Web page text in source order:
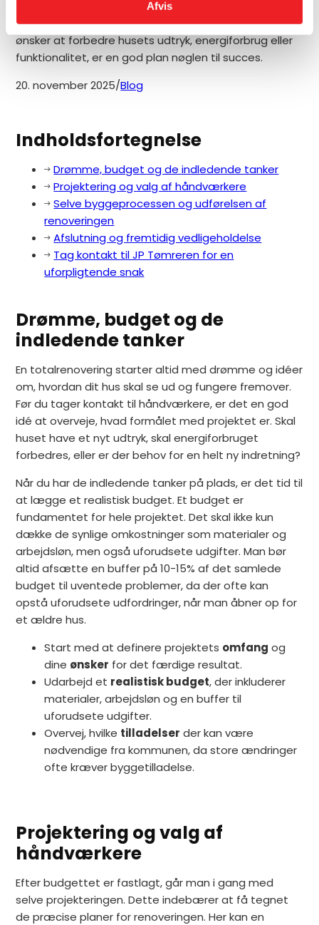
Afvis
totalrenovering, fra de indledende tanker og
budgettering til det færdige resultat. Uanset om du
ønsker at forbedre husets udtryk, energiforbrug eller
funktionalitet, er en god plan nøglen til succes.
20. november 2025/Blog
Indholdsfortegnelse
Drømme, budget og de indledende tanker
Projektering og valg af håndværkere
Selve byggeprocessen og udførelsen af
renoveringen
Afslutning og fremtidig vedligeholdelse
Tag kontakt til JP Tømreren for en
uforpligtende snak
Drømme, budget og de
indledende tanker
En totalrenovering starter altid med drømme og idéer
om, hvordan dit hus skal se ud og fungere fremover.
Før du tager kontakt til håndværkere, er det en god
idé at overveje, hvad formålet med projektet er. Skal
huset have et nyt udtryk, skal energiforbruget
forbedres, eller er der behov for en helt ny indretning?
Når du har de indledende tanker på plads, er det tid til
at lægge et realistisk budget. Et budget er
fundamentet for hele projektet. Det skal ikke kun
dække de synlige omkostninger som materialer og
arbejdsløn, men også uforudsete udgifter. Man bør
altid afsætte en buffer på 10-15% af det samlede
budget til uventede problemer, da der ofte kan
opstå uforudsete udfordringer, når man åbner op for
et ældre hus.
Start med at definere projektets omfang og
dine ønsker for det færdige resultat.
Udarbejd et realistisk budget, der inkluderer
materialer, arbejdsløn og en buffer til
uforudsete udgifter.
Overvej, hvilke tilladelser der kan være
nødvendige fra kommunen, da store ændringer
ofte kræver byggetilladelse.
Projektering og valg af
håndværkere
Efter budgettet er fastlagt, går man i gang med
selve projekteringen. Dette indebærer at få tegnet
de præcise planer for renoveringen. Her kan en